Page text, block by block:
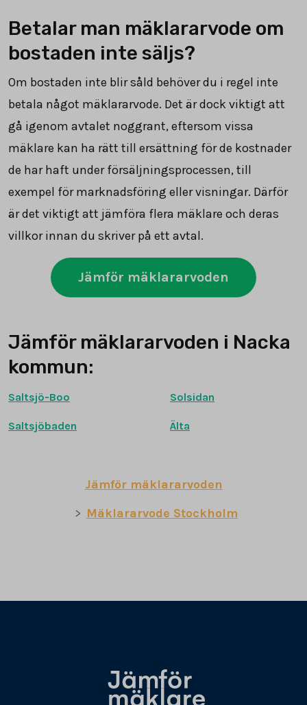
Betalar man mäklararvode om
bostaden inte säljs?
Om bostaden inte blir såld behöver du i regel inte
betala något mäklararvode. Det är dock viktigt att
gå igenom avtalet noggrant, eftersom vissa
mäklare kan ha rätt till ersättning för de kostnader
de har haft under försäljningsprocessen, till
exempel för marknadsföring eller visningar. Därför
är det viktigt att jämföra flera mäklare och deras
villkor innan du skriver på ett avtal.
Jämför mäklararvoden
Jämför mäklararvoden i Nacka
kommun:
Saltsjö-Boo
Saltsjöbaden
Solsidan
Älta
Jämför mäklararvoden
Mäklararvode Stockholm